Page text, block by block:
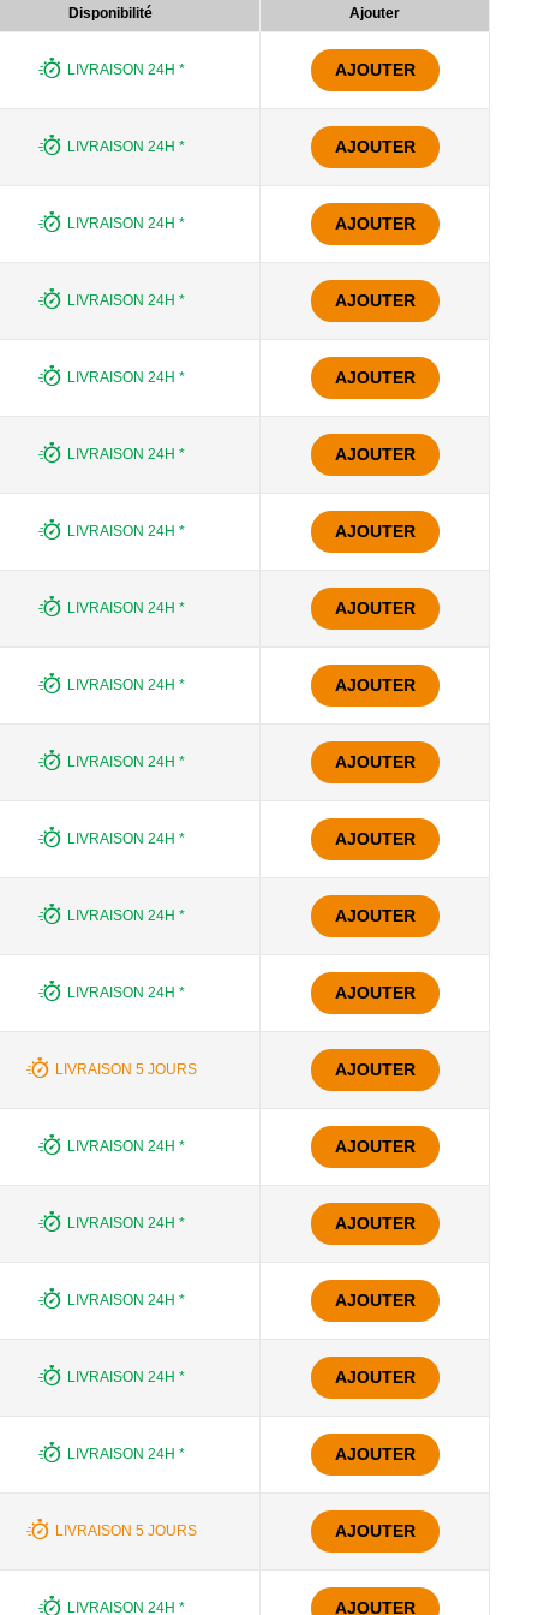
Disponibilité Ajouter
LIVRAISON 24H * AJOUTER
LIVRAISON 24H * AJOUTER
LIVRAISON 24H * AJOUTER
LIVRAISON 24H * AJOUTER
LIVRAISON 24H * AJOUTER
LIVRAISON 24H * AJOUTER
LIVRAISON 24H * AJOUTER
LIVRAISON 24H * AJOUTER
LIVRAISON 24H * AJOUTER
LIVRAISON 24H * AJOUTER
LIVRAISON 24H * AJOUTER
LIVRAISON 24H * AJOUTER
LIVRAISON 24H * AJOUTER
LIVRAISON 5 JOURS AJOUTER
LIVRAISON 24H * AJOUTER
LIVRAISON 24H * AJOUTER
LIVRAISON 24H * AJOUTER
LIVRAISON 24H * AJOUTER
LIVRAISON 24H * AJOUTER
LIVRAISON 5 JOURS AJOUTER
LIVRAISON 24H * AJOUTER